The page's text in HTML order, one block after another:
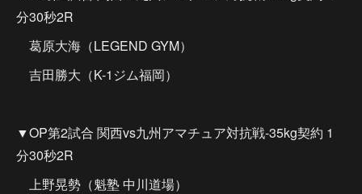
分30秒2R
葛原大海（LEGEND GYM）
吉田勝大（K-1ジム福岡）
▼OP第2試合 関西vs九州アマチュア対抗戦-35kg契約 1
分30秒2R
上野晃勢（魁塾 中川道場）